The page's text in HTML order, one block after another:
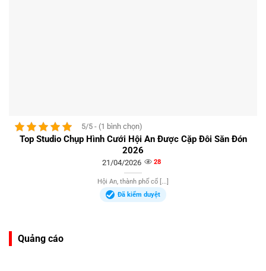
5/5 - (1 bình chọn)
Top Studio Chụp Hình Cưới Hội An Được Cặp Đôi Săn Đón
2026
21/04/2026 28
Hội An, thành phố cổ [...]
Đã kiểm duyệt
Quảng cáo